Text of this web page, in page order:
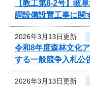
【教工第8-2号】岐
調設備設置工事に関
2026年3月13日更新
令和8年度森林文化
する一般競争入札公
2026年3月13日更新